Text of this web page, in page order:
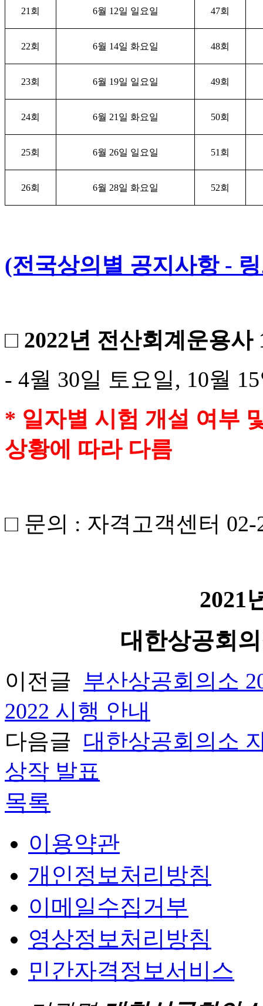
21 회 6월 12일 일요일 47회
22회 6월 14일 화요일 48회
23회 6월 19일 일요일 49회
24회 6월 21 일 화요일 50회
25회 6월 26일 일요일 51 회
26회 6월 28일 화요일 52회
(전국상의별 공지사항 -
□ 2022년 전산회계운용사
- 4월 30일 토요일, 10월
* 일자별 시험 개설 여부
상황에 따라 다름
□ 문의 : 자격고객센터 02-
2021
대한상공회
이전글 부산상공회의소
2022 시행 안내
다음글 대한상공회의소
상작 발표
목록
이용약관
개인정보처리방침
이메일수집거부
영상정보처리방침
민간자격정보서비스